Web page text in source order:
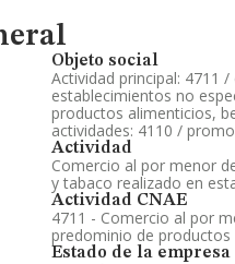
Objeto social
Actividad principal: 4711
establecimientos no
productos alimenticios,
actividades: 4110 /
Actividad
Comercio al por menor
y tabaco realizado en
Actividad CNAE
4711 - Comercio al por
predominio de
Estado de la empresa